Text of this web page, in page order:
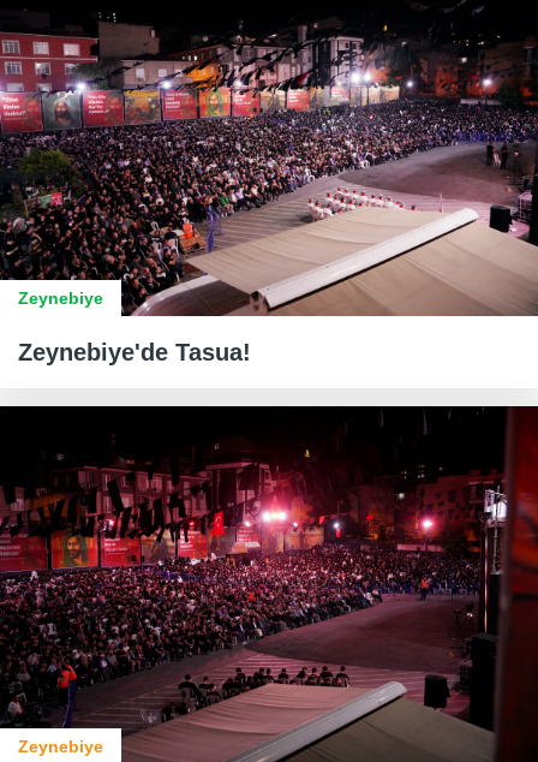
Zeynebiye
Zeynebiye'de Tasua!
Zeynebiye